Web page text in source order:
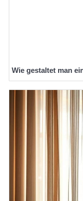
Wie gestaltet man